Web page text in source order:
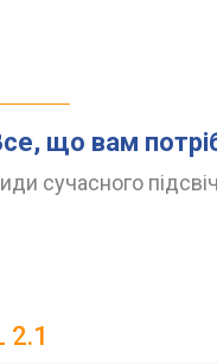
що вам
сучасного
2.1